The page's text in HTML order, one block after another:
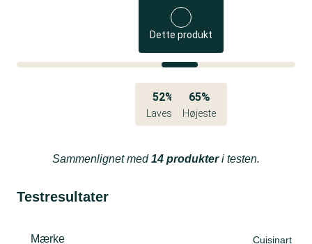
Dette produkt
52%
Laveste
65%
Højeste
Sammenlignet med14 produkteri testen.
Testresultater
Mærke Cuisinart